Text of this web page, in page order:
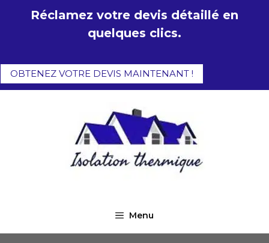
Réclamez votre devis détaillé en
quelques clics.
OBTENEZ VOTRE DEVIS MAINTENANT !
Menu